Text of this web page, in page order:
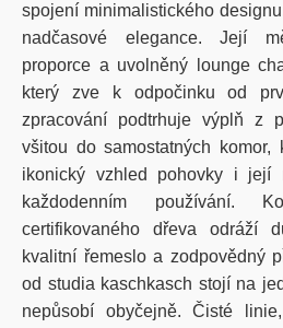
spojení minimalistického
nadčasové elegance. Její
proporce a uvolněný lounge
který zve k odpočinku od
zpracování podtrhuje výplň z
všitou do samostatných komor,
ikonický vzhled pohovky i její
každodenním používání.
certifikovaného dřeva odráží
kvalitní řemeslo a zodpovědný
od studia kaschkasch stojí na
nepůsobí obyčejně. Čisté